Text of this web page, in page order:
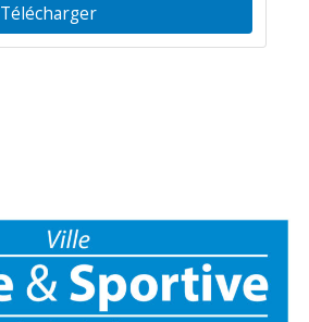
Télécharger